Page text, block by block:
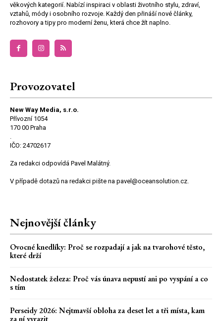
věkových kategorií. Nabízí inspiraci v oblasti životního stylu, zdraví,
vztahů, módy i osobního rozvoje. Každý den přináší nové články,
rozhovory a tipy pro moderní ženu, která chce žít naplno.
Provozovatel
New Way Media, s.r.o.
Přívozní 1054
170 00 Praha
IČO: 24702617
Za redakci odpovídá Pavel Malátný.
V případě dotazů na redakci pište na pavel@oceansolution.cz.
Nejnovější články
Ovocné knedlíky: Proč se rozpadají a jak na tvarohové těsto,
které drží
Nedostatek železa: Proč vás únava nepustí ani po vyspání a co
s tím
Perseidy 2026: Nejtmavší obloha za deset let a tři místa, kam
za ní vyrazit